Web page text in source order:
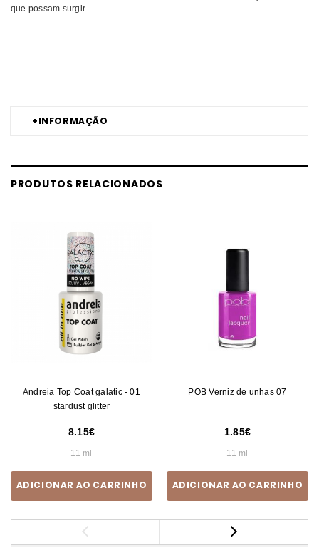
+INFORMAÇÃO
que possam surgir.
PRODUTOS RELACIONADOS
Andreia Top Coat galatic - 01
stardust glitter
8.15
11 ml
ADICIONAR AO CARRINHO
POB Verniz de unhas 07
1.85
11 ml
ADICIONAR AO CARRINHO